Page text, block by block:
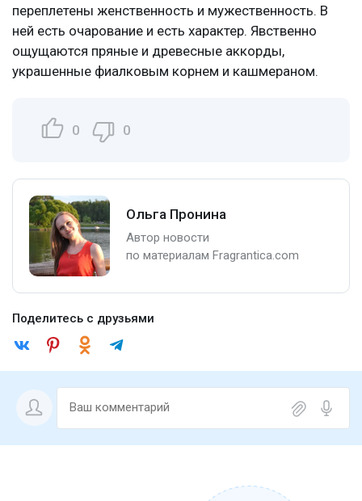
переплетены женственность и мужественность. В
ней есть очарование и есть характер. Явственно
ощущаются пряные и древесные аккорды,
украшенные фиалковым корнем и кашмераном.
0 0
Ольга Пронина
Автор новости
по материалам Fragrantica.com
Поделитесь с друзьями